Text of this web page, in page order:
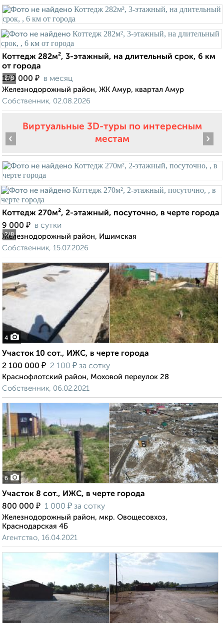
2/8
Коттедж 282м², 3-этажный, на длительный срок, 6 км
от города
180 000 ₽ в месяц
Железнодорожный район, ЖК Амур, квартал Амур
Собственник, 02.08.2026
Виртуальные 3D-туры по интересным
местам
2/8
‹ ›
Коттедж 270м², 2-этажный, посуточно, в черте города
9 000 ₽ в сутки
Железнодорожный район, Ишимская
Собственник, 15.07.2026
4
Участок 10 сот., ИЖС, в черте города
2 100 000 ₽ 2 100 ₽ за сотку
Краснофлотский район, Моховой переулок 28
Собственник, 06.02.2021
6
Участок 8 сот., ИЖС, в черте города
800 000 ₽ 1 000 ₽ за сотку
Железнодорожный район, мкр. Овощесовхоз,
Краснодарская 4Б
Агентство, 16.04.2021